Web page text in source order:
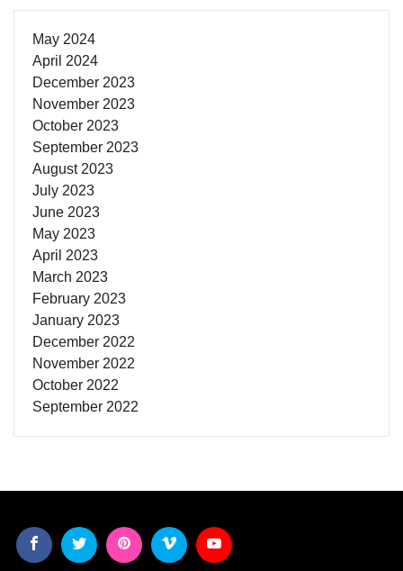
May 2024
April 2024
December 2023
November 2023
October 2023
September 2023
August 2023
July 2023
June 2023
May 2023
April 2023
March 2023
February 2023
January 2023
December 2022
November 2022
October 2022
September 2022